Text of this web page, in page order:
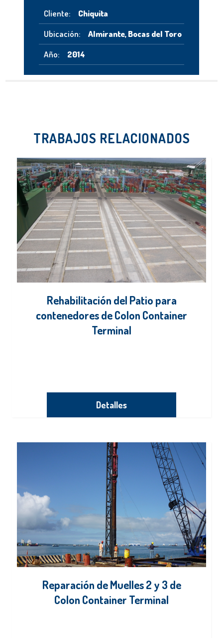
Cliente:
Chiquita
Ubicación:
Almirante, Bocas del Toro
Año:
2014
TRABAJOS RELACIONADOS
Rehabilitación del Patio para
contenedores de Colon Container
Terminal
Detalles
Reparación de Muelles 2 y 3 de
Colon Container Terminal